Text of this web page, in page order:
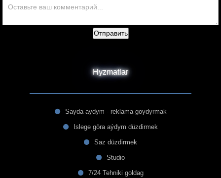
Отправить
Hyzmatlar
Sayda aydym - reklama goydyrmak
Islege göra aýdym düzdirmek
Saz düzdirmek
Studio
7/24 Tehniki goldag